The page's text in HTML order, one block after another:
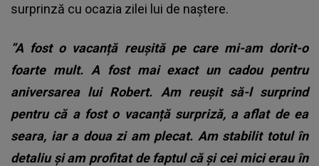
surprinză cu ocazia zilei lui de naștere.
”A fost o vacanță reușită pe care mi-am dorit-o
foarte mult. A fost mai exact un cadou pentru
aniversarea lui Robert. Am reușit să-l surprind
pentru că a fost o vacanță surpriză, a aflat de ea
seara, iar a doua zi am plecat. Am stabilit totul în
detaliu și am profitat de faptul că și cei mici erau în